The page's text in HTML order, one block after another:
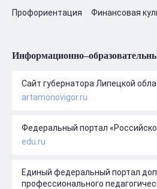
Профориентация
Финансовая
Сайт губернатора Липецкой
artamonovigor.ru
Федеральный портал
edu.ru
Единый федеральный портал
профессионального